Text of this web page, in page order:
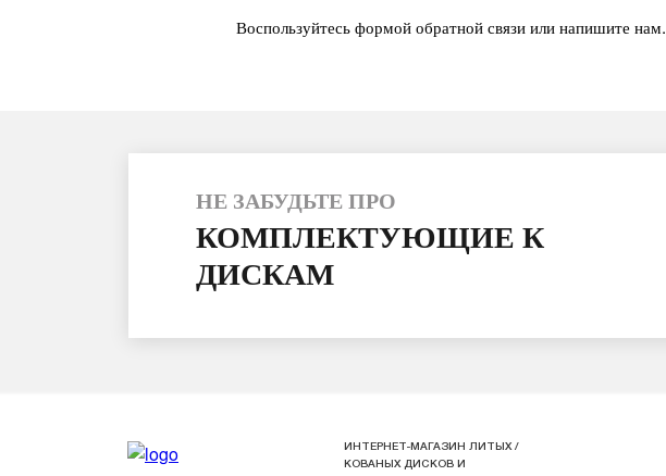
Воспользуйтесь формой обратной связи или напишите нам.
НЕ ЗАБУДЬТЕ ПРО
КОМПЛЕКТУЮЩИЕ К
ДИСКАМ
ИНТЕРНЕТ-МАГАЗИН ЛИТЫХ /
КОВАНЫХ ДИСКОВ И